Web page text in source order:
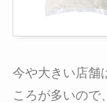
今や大きい店舗
ころが多いので